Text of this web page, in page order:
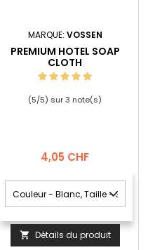
MARQUE: VOSSEN
PREMIUM HOTEL SOAP
CLOTH
(5/5) sur3 note(s)
Prix
4,05 CHF
 Détails du produit